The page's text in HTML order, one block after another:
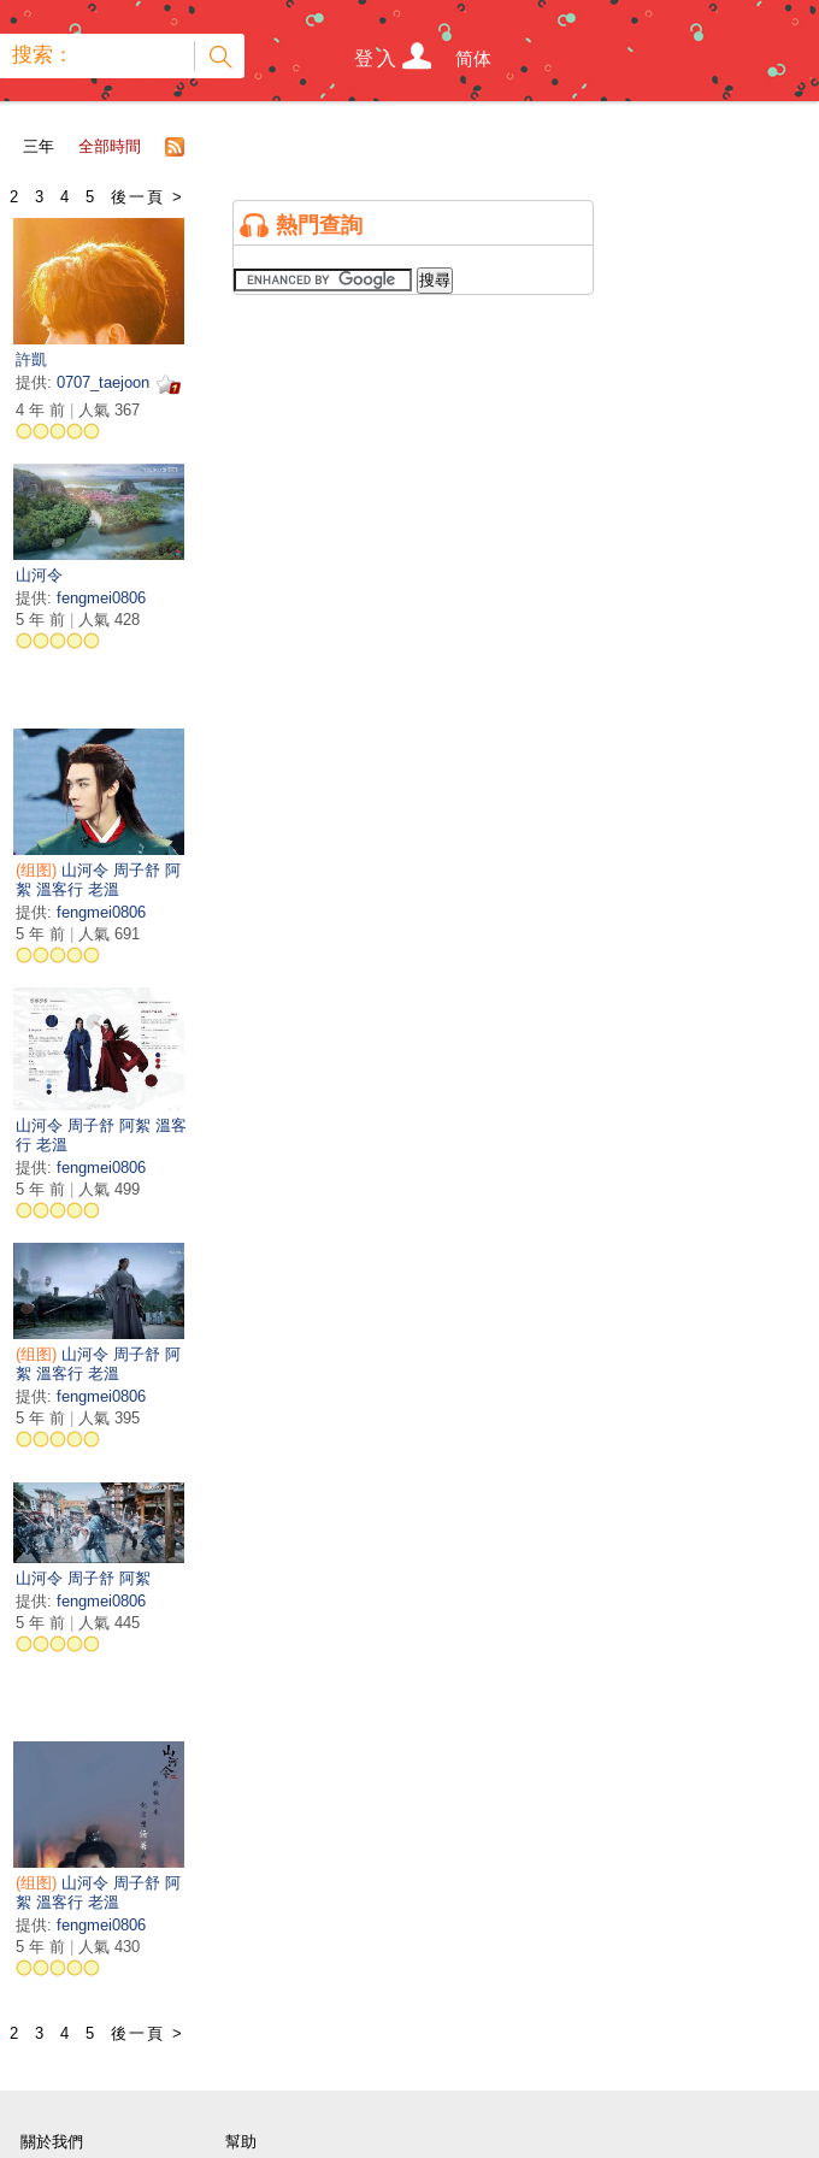
搜索： 简体
登入
三年 全部時間
2 3 4 5 後一頁 >
許凱
提供: 0707_taejoon
4 年 前
人氣 367
山河令
提供: fengmei0806
5 年 前
人氣 428
(组图) 山河令 周子舒 阿
絮 溫客行 老溫
提供: fengmei0806
5 年 前
人氣 691
山河令 周子舒 阿絮 溫客
行 老溫
提供: fengmei0806
5 年 前
人氣 499
(组图) 山河令 周子舒 阿
絮 溫客行 老溫
提供: fengmei0806
5 年 前
人氣 395
山河令 周子舒 阿絮
提供: fengmei0806
5 年 前 | 人氣 445
(组图) 山河令 周子舒 阿
絮 溫客行 老溫
提供: fengmei0806
5 年 前
人氣 430
2 3 4 5 後一頁 >
熱門查詢
關於我們 幫助